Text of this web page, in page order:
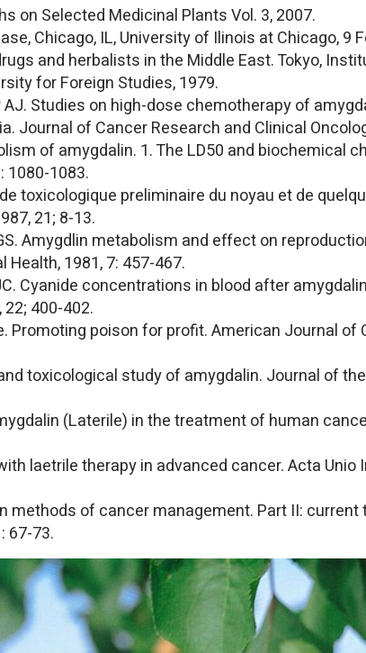
on Selected Medicinal Plants Vol. 3, 2007.
Chicago, IL, University of Ilinois at Chicago, 9
and herbalists in the Middle East. Tokyo,
for Foreign Studies, 1979.
Studies on high-dose chemotherapy of
Journal of Cancer Research and Clinical
of amygdalin. 1. The LD50 and biochemical
1080-1083.
toxicologique preliminaire du noyau et de
21; 8-13.
Amygdlin metabolism and effect on
1981, 7: 457-467.
Cyanide concentrations in blood after
400-402.
Promoting poison for profit. American Journal of
toxicological study of amygdalin. Journal of
(Laterile) in the treatment of human
laetrile therapy in advanced cancer. Acta
methods of cancer management. Part II:
67-73.